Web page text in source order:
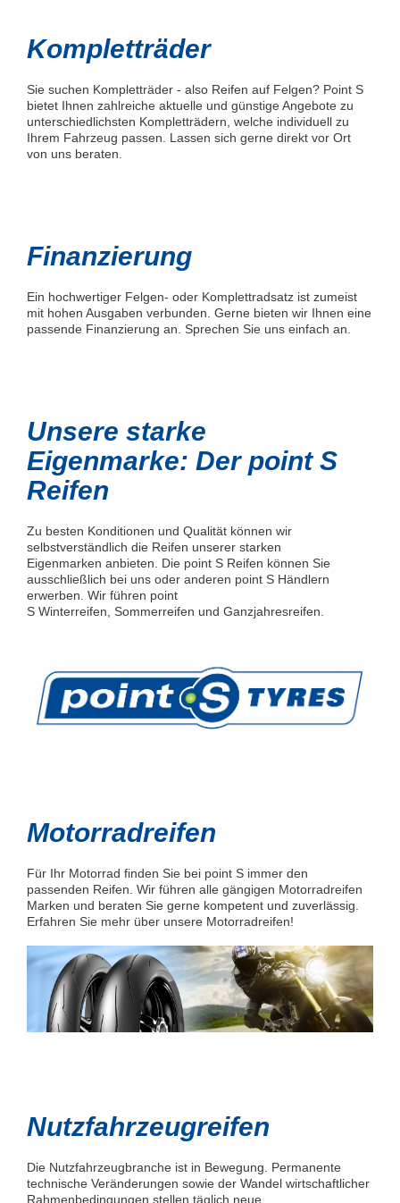
Kompletträder
Sie suchen Kompletträder - also Reifen auf Felgen? Point S
bietet Ihnen zahlreiche aktuelle und günstige Angebote zu
unterschiedlichsten Kompletträdern, welche individuell zu
Ihrem Fahrzeug passen. Lassen sich gerne direkt vor Ort
von uns beraten.
Finanzierung
Ein hochwertiger Felgen- oder Komplettradsatz ist zumeist
mit hohen Ausgaben verbunden. Gerne bieten wir Ihnen eine
passende Finanzierung an. Sprechen Sie uns einfach an.
Unsere starke
Eigenmarke: Der point S
Reifen
Zu besten Konditionen und Qualität können wir
selbstverständlich die Reifen unserer starken
Eigenmarken anbieten. Die point S Reifen können Sie
ausschließlich bei uns oder anderen point S Händlern
erwerben. Wir führen point
S Winterreifen, Sommerreifen und Ganzjahresreifen.
Motorradreifen
Für Ihr Motorrad finden Sie bei point S immer den
passenden Reifen. Wir führen alle gängigen Motorradreifen
Marken und beraten Sie gerne kompetent und zuverlässig.
Erfahren Sie mehr über unsere Motorradreifen!
Nutzfahrzeugreifen
Die Nutzfahrzeugbranche ist in Bewegung. Permanente
technische Veränderungen sowie der Wandel wirtschaftlicher
Rahmenbedingungen stellen täglich neue